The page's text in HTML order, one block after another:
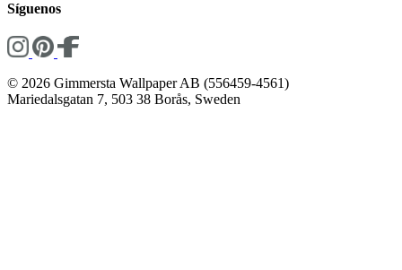
Síguenos
© 2026 Gimmersta Wallpaper AB (556459-4561)
Mariedalsgatan 7, 503 38 Borås, Sweden